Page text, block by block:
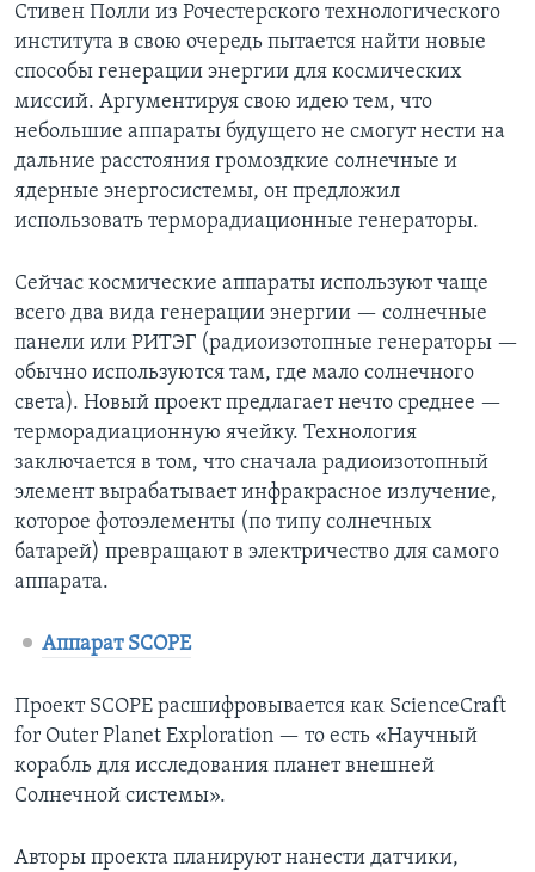
Стивен Полли из Рочестерского технологического
института в свою очередь пытается найти новые
способы генерации энергии для космических
миссий. Аргументируя свою идею тем, что
небольшие аппараты будущего не смогут нести на
дальние расстояния громоздкие солнечные и
ядерные энергосистемы, он предложил
использовать терморадиационные генераторы.
Сейчас космические аппараты используют чаще
всего два вида генерации энергии — солнечные
панели или РИТЭГ (радиоизотопные генераторы —
обычно используются там, где мало солнечного
света). Новый проект предлагает нечто среднее —
терморадиационную ячейку. Технология
заключается в том, что сначала радиоизотопный
элемент вырабатывает инфракрасное излучение,
которое фотоэлементы (по типу солнечных
батарей) превращают в электричество для самого
аппарата.
Аппарат SCOPE
Проект SCOPE расшифровывается как ScienceCraft
for Outer Planet Exploration — то есть «Научный
корабль для исследования планет внешней
Солнечной системы».
Авторы проекта планируют нанести датчики,